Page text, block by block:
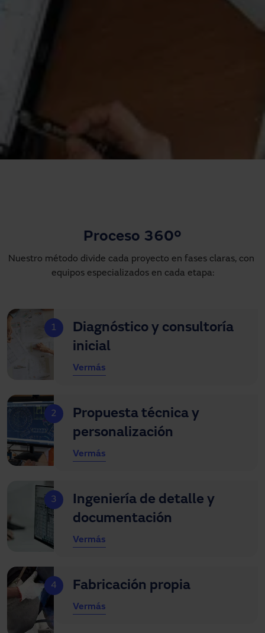
Proceso 360º
Nuestro método divide cada proyecto en fases claras, con
equipos especializados en cada etapa:
1
Diagnóstico y consultoría
inicial
Vermás
2
Propuesta técnica y
personalización
Vermás
3
Ingeniería de detalle y
documentación
Vermás
4 Fabricación propia
Vermás